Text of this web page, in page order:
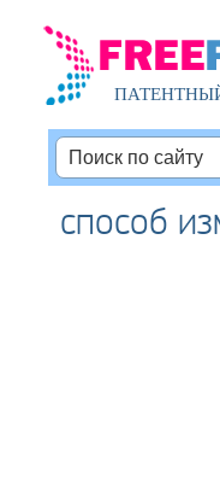
способ